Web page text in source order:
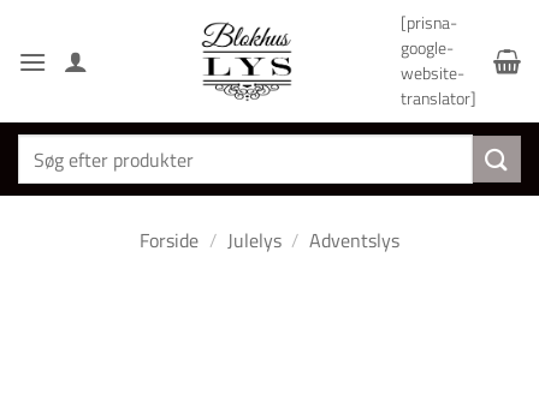
indhold
[prisna-
google-
website-
translator]
Søg
efter:
Forside / Julelys / Adventslys